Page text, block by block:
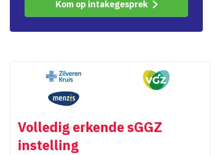
Kom op intakegesprek
Volledig erkende sGGZ
instelling